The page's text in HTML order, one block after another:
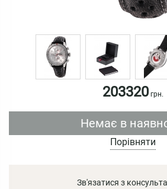
203320грн.
Немає в
Порівняти
Зв'язатися з